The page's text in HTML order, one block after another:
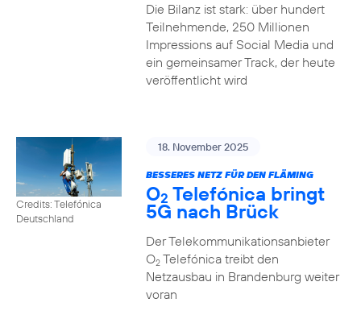
Die Bilanz ist stark: über hundert
Teilnehmende, 250 Millionen
Impressions auf Social Media und
ein gemeinsamer Track, der heute
veröffentlicht wird
Credits: Telefónica
Deutschland
18. November 2025
BESSERES NETZ FÜR DEN FLÄMING
O2 Telefónica bringt
5G nach Brück
Der Telekommunikationsanbieter
O2Telefónica treibt den
Netzausbau in Brandenburg weiter
voran